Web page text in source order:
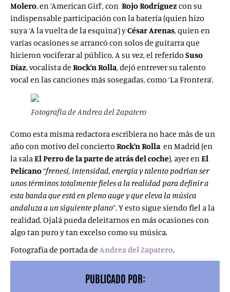
Molero, en ‘American Girl’, con Rojo Rodríguezcon su
indispensable participación con la batería (quien hizo
suya ‘A la vuelta de la esquina’) yCésar Arenas, quien en
varias ocasiones se arrancó con solos de guitarra que
hicieron vociferar al público. A su vez, el referido Suso
Díaz, vocalista de Rock’n Rolla, dejó entrever su talento
vocal en las canciones más sosegadas, como ‘La Frontera’.
Fotografía de Andrea del Zapatero
Como esta misma redactora escribiera no hace más de un
año con motivo del concierto Rock’n Rolla en Madrid (en
la salaEl Perrode la parte de atrás del coche), ayer enEl
Pelícano“frenesí, intensidad, energía y talento podrían ser
unos términos totalmente fieles a la realidad para definir a
esta banda que está en pleno auge y que eleva la música
andaluza a un siguiente plano”. Y esto sigue siendo fiel a la
realidad. Ojalá pueda deleitarnos en más ocasiones con
algo tan puro y tan excelso como su música.
Fotografía de portada de Andrea del Zapatero.
PUBLICADO POR: